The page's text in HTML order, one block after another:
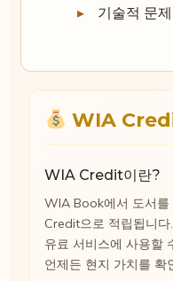
기술적 문
WIA
WIA Credit이란?
WIA Book에서 도서
Credit으로 적립됩니
유료 서비스에 사용할
언제든 현지 가치를 확